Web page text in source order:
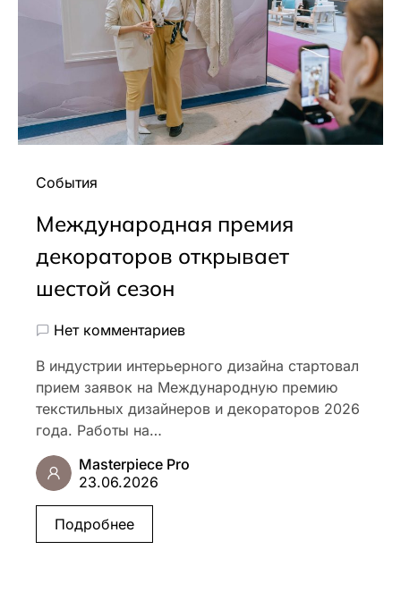
События
Международная премия
декораторов открывает
шестой сезон
Нет комментариев
В индустрии интерьерного дизайна стартовал
прием заявок на Международную премию
текстильных дизайнеров и декораторов 2026
года. Работы на…
Masterpiece Pro
23.06.2026
Подробнее